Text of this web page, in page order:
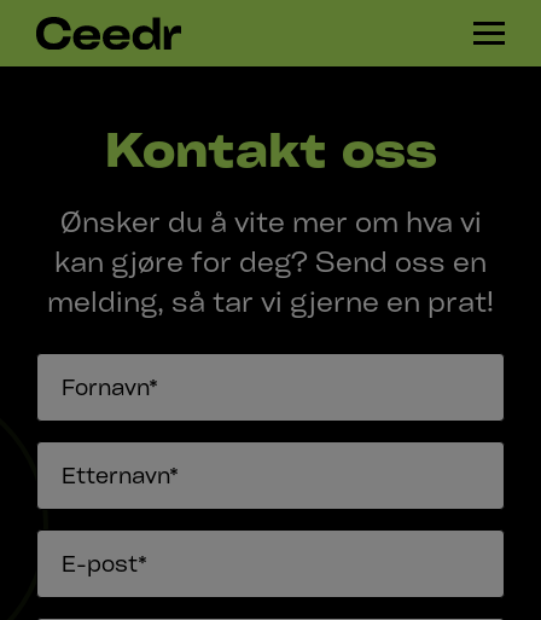
Skip
navigation
H
A
E
Kontakt oss
Ønsker du å vite mer om hva vi
kan gjøre for deg? Send oss en
melding, så tar vi gjerne en prat!